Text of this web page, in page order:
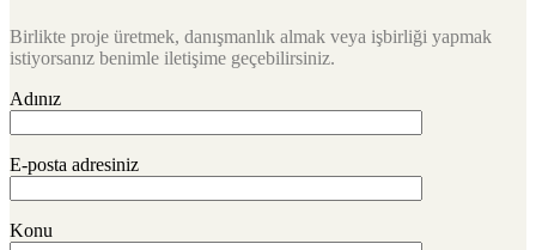
Birlikte proje üretmek, danışmanlık almak veya işbirliği yapmak
istiyorsanız benimle iletişime geçebilirsiniz.
Adınız
E-posta adresiniz
Konu